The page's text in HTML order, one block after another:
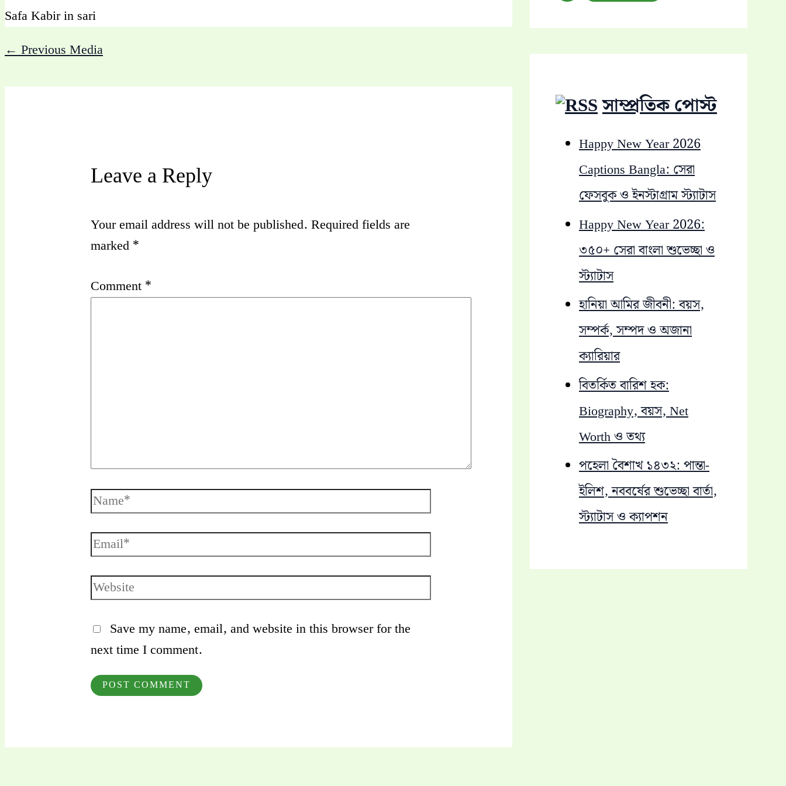
Safa Kabir in sari
←Previous Media
Leave a Reply
Your email address will not be published. Required fields are
marked *
Comment *
Name*
Email*
Website
Save my name, email, and website in this browser for the
next time I comment.
h
সাম্প্রতিক পোস্ট
Happy New Year 2026
Captions Bangla: সেরা
ফেসবুক ও ইনস্টাগ্রাম স্ট্যাটাস
Happy New Year 2026:
৩৫০+ সেরা বাংলা শুভেচ্ছা ও
স্ট্যাটাস
হানিয়া আমির জীবনী: বয়স,
সম্পর্ক, সম্পদ ও অজানা
ক্যারিয়ার
বিতর্কিত বারিশ হক:
Biography, বয়স, Net
Worth ও তথ্য
পহেলা বৈশাখ ১৪৩২: পান্তা-
ইলিশ, নববর্ষের শুভেচ্ছা বার্তা,
স্ট্যাটাস ও ক্যাপশন